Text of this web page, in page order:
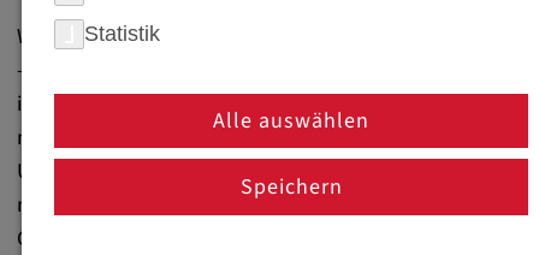
Willkommen im News-Bereich von weba Werkzeugbau
– Ihrem Experten für hochwertige Werkzeuge und
innovative Warmumformung. Erfahren Sie alles über
neue Technologien, spannende Projekte und aktuelle
Unternehmensentwicklungen. Bleiben Sie auf dem
neuesten Stand und begleiten Sie uns bei der
Gestaltung der Zukunft im Werkzeugbau!
Statistik
Alle auswählen
Speichern